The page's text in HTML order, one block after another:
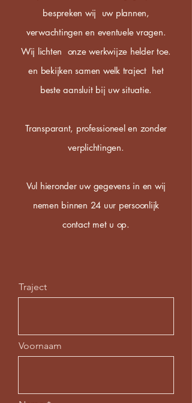
bespreken wij uw plannen,
verwachtingen en eventuele vragen.
Wij lichten onze werkwijze helder toe.
en bekijken samen welk traject het
beste aansluit bij uw situatie.
Transparant, professioneel en zonder
verplichtingen.
Vul hieronder uw gegevens in en wij
nemen binnen 24 uur persoonlijk
contact met u op.
Traject
Voornaam